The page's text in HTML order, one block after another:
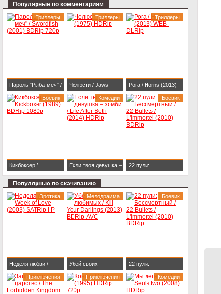
Популярные по комментариям
Пароль "Рыба-меч" /
Swordfish (2001)
BDRip 720p
Триллеры
Челюсти / Jaws
(1975) HDRip
Триллеры
Рога / Horns (2013)
WEB-DLRip
Триллеры
Кикбоксер /
Kickboxer (1989)
Боевик
Если твоя девушка –
зомби / Life After Beth
Комедии
22 пули:
(2010) BDRip
Боевик
Популярные по скачиванию
Неделя любви /
Week of Love (2003)
SATRip | P
Эротика
Убей своих
любимых / Kill Your
Darlings (2013)
Мелодрамма
22 пули:
Бессмертный / 22
Bullets / L'immortel
Боевик
Приключения Приключения Комедии